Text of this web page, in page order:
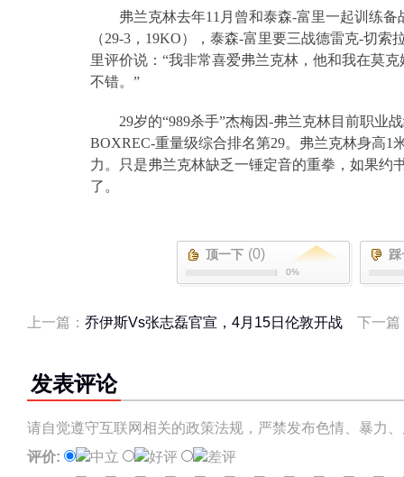
弗兰克林去年11 月曾和泰森-富里一起训练备
（29-3 ， 19KO），泰森-富里要三战德雷克-切索
里评价说：“我非常喜爱弗兰克林，他和我在莫
不错。”
29岁的“989杀手”杰梅因-弗兰克林目前职业
BOXREC-重量级综合排名第29。弗兰克林身高1
力。只是弗兰克林缺乏一锤定音的重拳，如果约
了。
顶一下 (0)
0%
下一篇
上一篇： 乔伊斯Vs张志磊官宣，4月15日伦敦开战
发表评论
请自觉遵守互联网相关的政策法规，严禁发布色情、暴力
评价:
中立 好评
差评